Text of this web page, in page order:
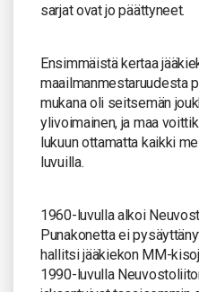
sarjat ovat jo päättyneet.
Ensimmäistä kertaa
maailmanmestaruudesta
mukana oli seitsemän
ylivoimainen, ja maa
lukuun ottamatta kaikki
luvuilla.
1960-luvulla alkoi
Punakonetta ei
hallitsi jääkiekon MM-
1990-luvulla